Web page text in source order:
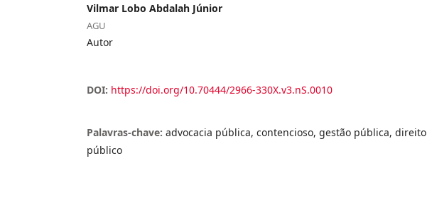
Vilmar Lobo Abdalah Júnior
AGU
Autor
DOI: https://doi.org/10.70444/2966-330X.v3.nS.0010
Palavras-chave: advocacia pública, contencioso, gestão pública, direito
público